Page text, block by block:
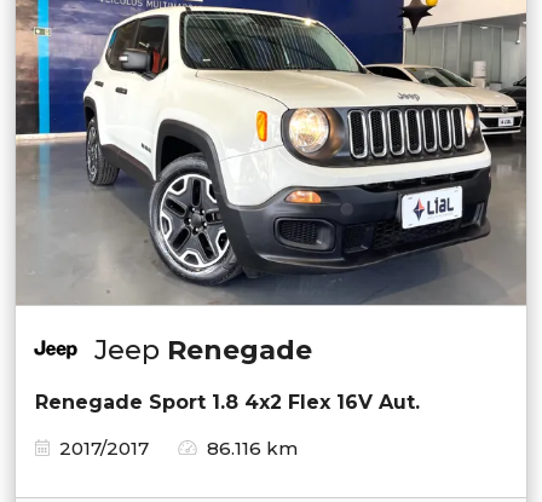
Jeep Renegade
Renegade Sport 1.8 4x2 Flex 16V Aut.
2017/2017
86.116 km